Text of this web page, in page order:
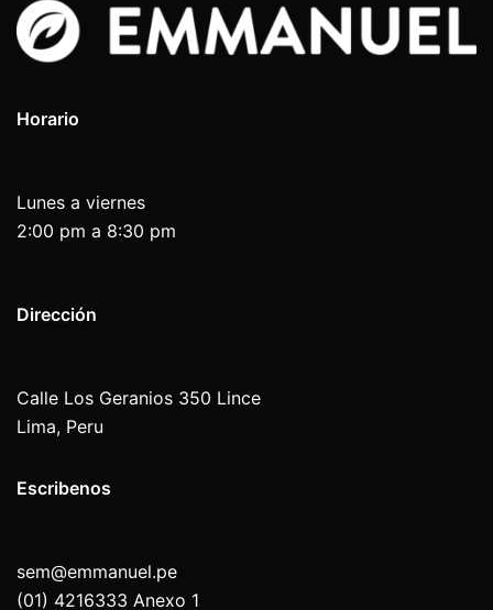
Horario
Lunes a viernes
2:00 pm a 8:30 pm
Dirección
Calle Los Geranios 350 Lince
Lima, Peru
Escribenos
sem@emmanuel.pe
(01) 4216333 Anexo 1